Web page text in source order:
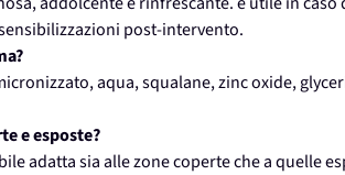
post-intervento.
aqua, squalane, zinc oxide,
e esposte?
adatta sia alle zone coperte che a quelle